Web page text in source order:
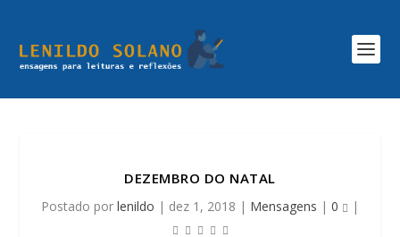
DEZEMBRO DO NATAL
Postado por lenildo | dez 1, 2018 | Mensagens | 0 |